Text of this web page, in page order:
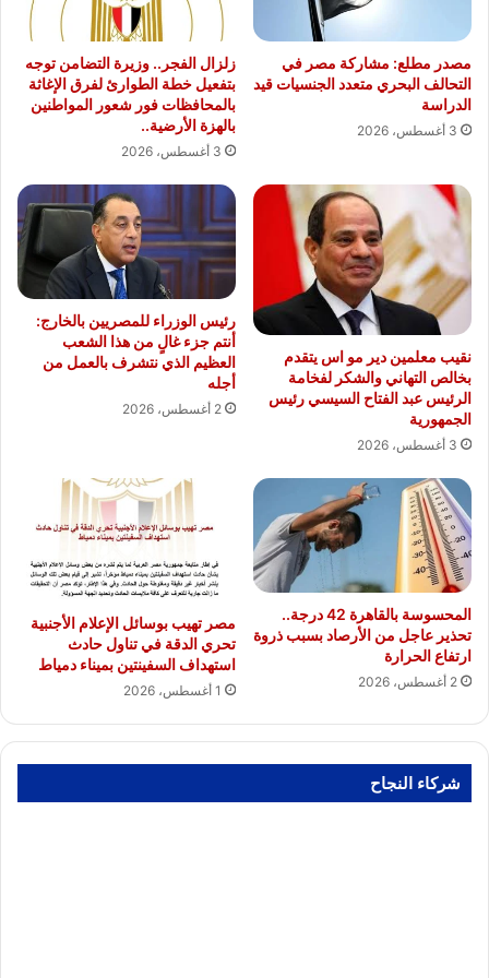
مصدر مطلع: مشاركة مصر في
التحالف البحري متعدد الجنسيات قيد
الدراسة
3 أغسطس، 2026
زلزال الفجر.. وزيرة التضامن توجه
بتفعيل خطة الطوارئ لفرق الإغاثة
بالمحافظات فور شعور المواطنين
بالهزة الأرضية..
3 أغسطس، 2026
نقيب معلمين دير مو اس يتقدم
بخالص التهاني والشكر لفخامة
الرئيس عبد الفتاح السيسي رئيس
الجمهورية
3 أغسطس، 2026
رئيس الوزراء للمصريين بالخارج:
أنتم جزء غالٍ من هذا الشعب
العظيم الذي نتشرف بالعمل من
أجله
2 أغسطس، 2026
المحسوسة بالقاهرة 42 درجة..
تحذير عاجل من الأرصاد بسبب ذروة
ارتفاع الحرارة
2 أغسطس، 2026
مصر تهيب بوسائل الإعلام الأجنبية
تحري الدقة في تناول حادث
استهداف السفينتين بميناء دمياط
1 أغسطس، 2026
شركاء النجاح